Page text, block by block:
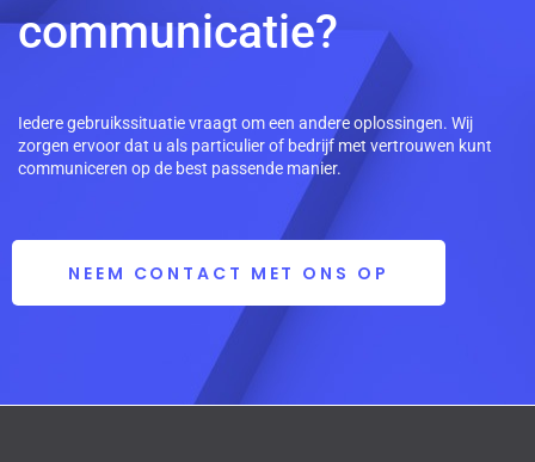
communicatie?
Iedere gebruikssituatie vraagt om een andere oplossingen. Wij
zorgen ervoor dat u als particulier of bedrijf met vertrouwen kunt
communiceren op de best passende manier.
NEEM CONTACT MET ONS OP